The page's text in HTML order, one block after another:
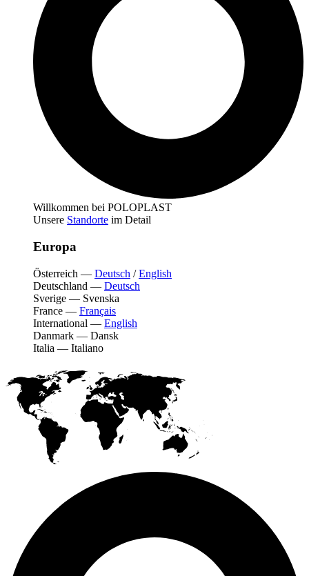
Willkommen bei POLOPLAST
Unsere Standorte im Detail
Europa
Österreich — Deutsch /English
Deutschland — Deutsch
Sverige — Svenska
France — Français
International — English
Danmark — Dansk
Italia — Italiano